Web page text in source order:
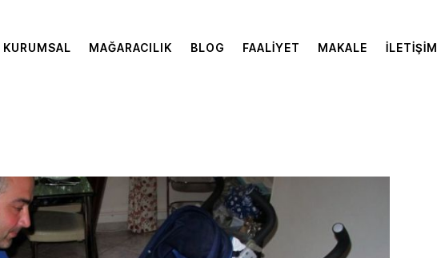
KURUMSAL MAĞARACILIK BLOG FAALIYET MAKALE İLETIŞIM